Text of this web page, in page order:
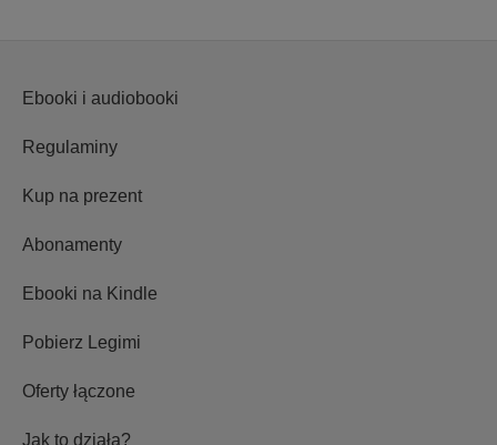
Ebooki i audiobooki
Regulaminy
Kup na prezent
Abonamenty
Ebooki na Kindle
Pobierz Legimi
Oferty łączone
Jak to działa?